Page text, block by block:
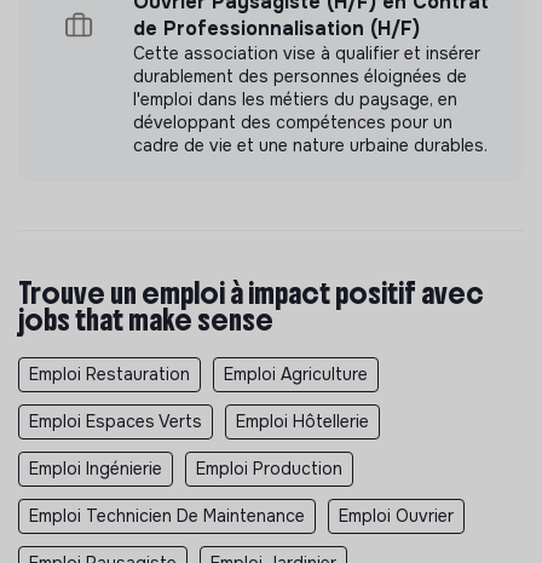
de Professionnalisation (H/F)
Cette association vise à qualifier et insérer
durablement des personnes éloignées de
l'emploi dans les métiers du paysage, en
développant des compétences pour un
cadre de vie et une nature urbaine durables.
Trouve un emploi à impact positif avec
jobs that make sense
Emploi Restauration Emploi Agriculture
Emploi Espaces Verts Emploi Hôtellerie
Emploi Ingénierie Emploi Production
Emploi Technicien De Maintenance Emploi Ouvrier